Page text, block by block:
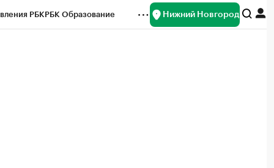
РБКРБК Образование Нижний Новгород